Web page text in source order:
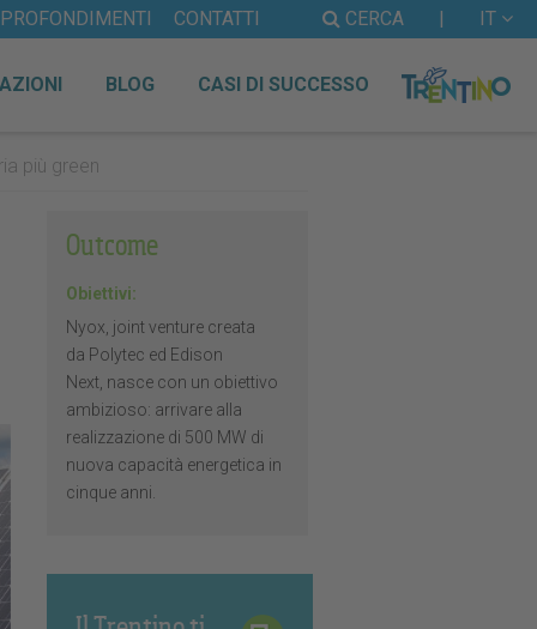
CERCA | IT
CONTATTI
BLOG CASI DI SUCCESSO
più green
Outcome
Obiettivi:
Nyox, joint venture creata
da Polytec ed Edison
Next, nasce con un obiettivo
ambizioso: arrivare alla
realizzazione di 500 MW di
nuova capacità energetica in
cinque anni.